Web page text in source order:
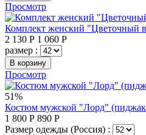
Просмотр
Комплект женский "Цветочный
2 130 Р 1 060 Р
размер :
В корзину
Просмотр
51%
Костюм мужской "Лорд"
1 800 Р 890 Р
Размер одежды (Россия) :